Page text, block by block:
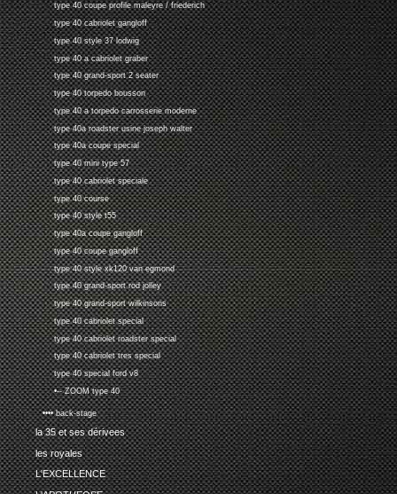
type 40 coupe profile maleyre / friederich
type 40 cabriolet gangloff
type 40 style 37 lodwig
type 40 a cabriolet graber
type 40 grand-sport 2 seater
type 40 torpedo bousson
type 40 a torpedo carrosserie moderne
type 40a roadster usine joseph walter
type 40a coupe special
type 40 mini type 57
type 40 cabriolet speciale
type 40 course
type 40 style t55
type 40a coupe gangloff
type 40 coupe gangloff
type 40 style xk120 van egmond
type 40 grand-sport rod jolley
type 40 grand-sport wilkinsons
type 40 cabriolet special
type 40 cabriolet roadster special
type 40 cabriolet tres special
type 40 special ford v8
•-- ZOOM type 40
•••• back-stage
la 35 et ses dérivees
les royales
L'EXCELLENCE